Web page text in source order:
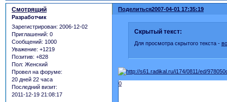
Поделиться2007-04-01 17:35:19
Смотрящий
Разработчик
Зарегистрирован: 2006-12-02
Приглашений: 0
Сообщений: 1000
Уважение: +1219
Позитив: +828
Пол: Женский
Провел на форуме:
20 дней 22 часа
Последний визит:
2011-12-19 21:08:17
Скрытый текст:
Для просмотра скрытого текста -
0